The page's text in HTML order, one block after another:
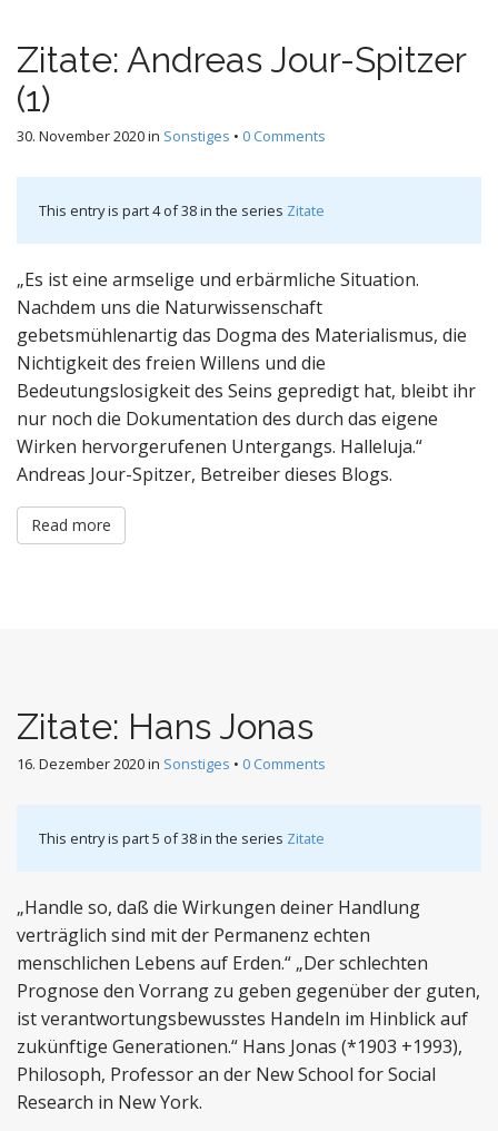
Zitate: Andreas Jour-Spitzer
(1)
30. November 2020in Sonstiges • 0 Comments
This entry is part 4 of 38 in the series Zitate
„Es ist eine armselige und erbärmliche Situation.
Nachdem uns die Naturwissenschaft
gebetsmühlenartig das Dogma des Materialismus, die
Nichtigkeit des freien Willens und die
Bedeutungslosigkeit des Seins gepredigt hat, bleibt ihr
nur noch die Dokumentation des durch das eigene
Wirken hervorgerufenen Untergangs. Halleluja.“
Andreas Jour-Spitzer, Betreiber dieses Blogs.
Read more
Zitate: Hans Jonas
16. Dezember 2020in Sonstiges • 0 Comments
This entry is part 5 of 38 in the series Zitate
„Handle so, daß die Wirkungen deiner Handlung
verträglich sind mit der Permanenz echten
menschlichen Lebens auf Erden.“ „Der schlechten
Prognose den Vorrang zu geben gegenüber der guten,
ist verantwortungsbewusstes Handeln im Hinblick auf
zukünftige Generationen.“ Hans Jonas (*1903 +1993),
Philosoph, Professor an der New School for Social
Research in New York.